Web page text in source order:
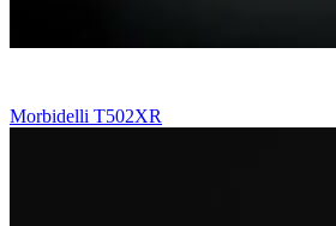
Morbidelli T502XR